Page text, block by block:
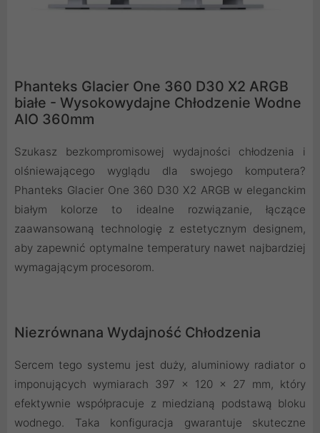
Phanteks Glacier One 360 D30 X2 ARGB
białe - Wysokowydajne Chłodzenie Wodne
AIO 360mm
Szukasz bezkompromisowej wydajności chłodzenia i
olśniewającego wyglądu dla swojego komputera?
Phanteks Glacier One 360 D30 X2 ARGB w eleganckim
białym kolorze to idealne rozwiązanie, łączące
zaawansowaną technologię z estetycznym designem,
aby zapewnić optymalne temperatury nawet najbardziej
wymagającym procesorom.
Niezrównana Wydajność Chłodzenia
Sercem tego systemu jest duży, aluminiowy radiator o
imponujących wymiarach 397 x 120 x 27 mm, który
efektywnie współpracuje z miedzianą podstawą bloku
wodnego. Taka konfiguracja gwarantuje skuteczne